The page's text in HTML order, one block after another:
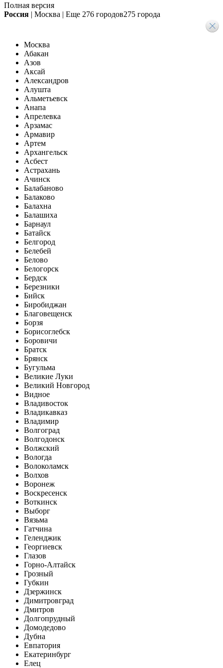
Полная версия
Россия | Москва | Еще 276 городов275 города
Москва
Абакан
Азов
Аксай
Александров
Алушта
Альметьевск
Анапа
Апрелевка
Арзамас
Армавир
Артем
Архангельск
Асбест
Астрахань
Ачинск
Балабаново
Балаково
Балахна
Балашиха
Барнаул
Батайск
Белгород
Белебей
Белово
Белогорск
Бердск
Березники
Бийск
Биробиджан
Благовещенск
Борзя
Борисоглебск
Боровичи
Братск
Брянск
Бугульма
Великие Луки
Великий Новгород
Видное
Владивосток
Владикавказ
Владимир
Волгоград
Волгодонск
Волжский
Вологда
Волоколамск
Волхов
Воронеж
Воскресенск
Воткинск
Выборг
Вязьма
Гатчина
Геленджик
Георгиевск
Глазов
Горно-Алтайск
Грозный
Губкин
Дзержинск
Димитровград
Дмитров
Долгопрудный
Домодедово
Дубна
Евпатория
Екатеринбург
Елец